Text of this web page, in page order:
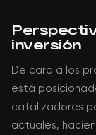
inversión
De cara a los
está
catalizadores
actuales,